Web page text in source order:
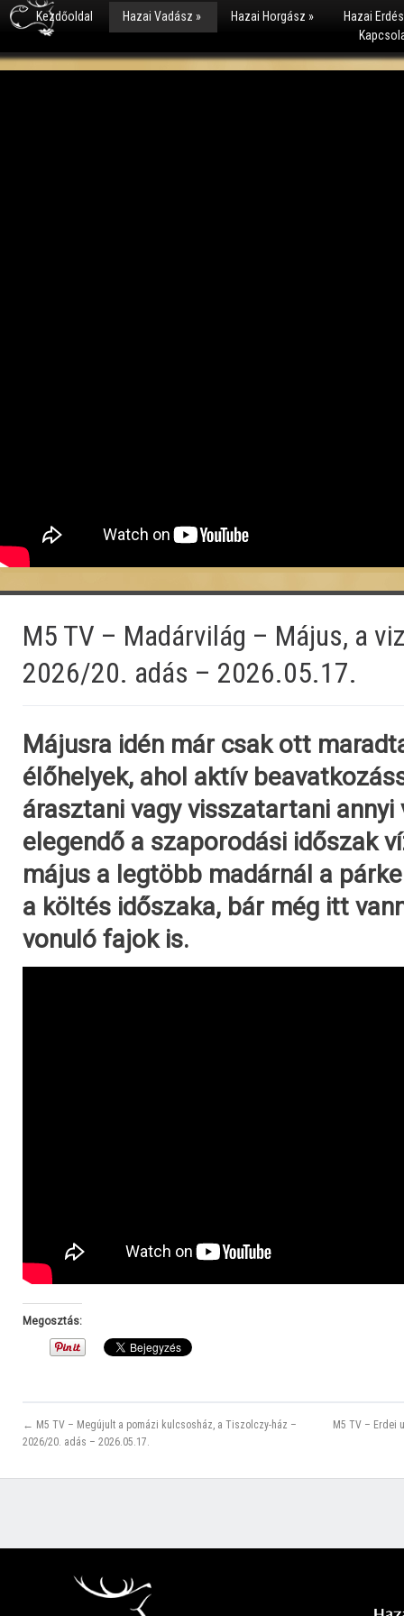
Kezdőoldal Hazai Vadász » Hazai Horgász »
Hazai
M5 TV – Madárvilág – Május, a
2026/20. adás – 2026.05.17.
Májusra idén már csak ott
élőhelyek, ahol aktív
árasztani vagy visszatartani annyi
elegendő a szaporodási időszak
május a legtöbb madárnál a
a költés időszaka, bár még itt
vonuló fajok is.
Megosztás:
← M5 TV – Megújult a pomázi kulcsosház, a Tiszolczy-ház –
2026/20. adás – 2026.05.17.
M5 TV – Erdei